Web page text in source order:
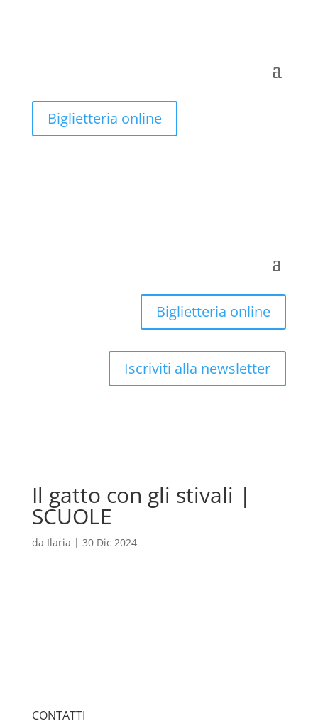
Biglietteria online
Biglietteria online
Iscriviti alla newsletter
Il gatto con gli stivali |
SCUOLE
da Ilaria | 30 Dic 2024
CONTATTI